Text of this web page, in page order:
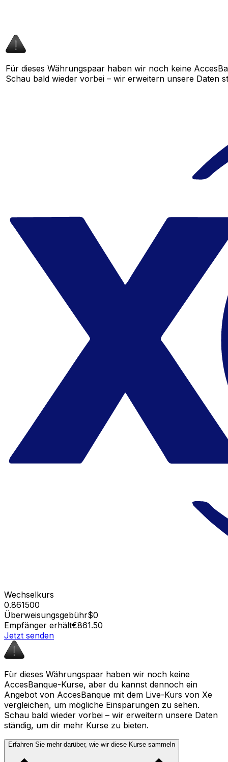
Für dieses Währungspaar haben wir noch keine
Schau bald wieder vorbei – wir erweitern unsere Daten
Wechselkurs
0.861500
Überweisungsgebühr$0
Empfänger erhält€861.50
Jetzt senden
Für dieses Währungspaar haben wir noch keine
AccesBanque-Kurse, aber du kannst dennoch ein
Angebot von AccesBanque mit dem Live-Kurs von Xe
vergleichen, um mögliche Einsparungen zu sehen.
Schau bald wieder vorbei – wir erweitern unsere Daten
ständig, um dir mehr Kurse zu bieten.
Erfahren Sie mehr darüber, wie wir diese Kurse sammeln